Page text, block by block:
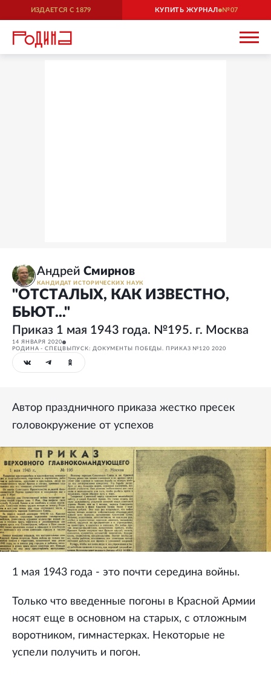
ИЗДАЕТСЯ С 1879 КУПИТЬ ЖУРНАЛ 07
Андрей Смирнов
КАНДИДАТ ИСТОРИЧЕСКИХ НАУК
"ОТСТАЛЫХ, КАК ИЗВЕСТНО,
БЬЮТ..."
Приказ 1 мая 1943 года. №195. г. Москва
14 ЯНВАРЯ 2020
РОДИНА - СПЕЦВЫПУСК: ДОКУМЕНТЫ ПОБЕДЫ. ПРИКАЗ №120 2020
Автор праздничного приказа жестко пресек
головокружение от успехов
1 мая 1943 года - это почти середина войны.
Только что введенные погоны в Красной Армии
носят еще в основном на старых, с отложным
воротником, гимнастерках. Некоторые не
успели получить и погон.